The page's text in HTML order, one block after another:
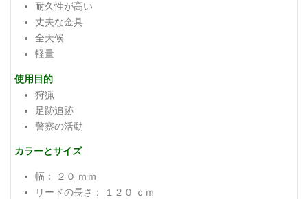
耐久性が高い
丈夫な金具
全天候
軽量
使用目的
狩猟
足跡追跡
警察の活動
カラーとサイズ
幅： ２０ ｍｍ
リードの長さ： １２０ ｃｍ